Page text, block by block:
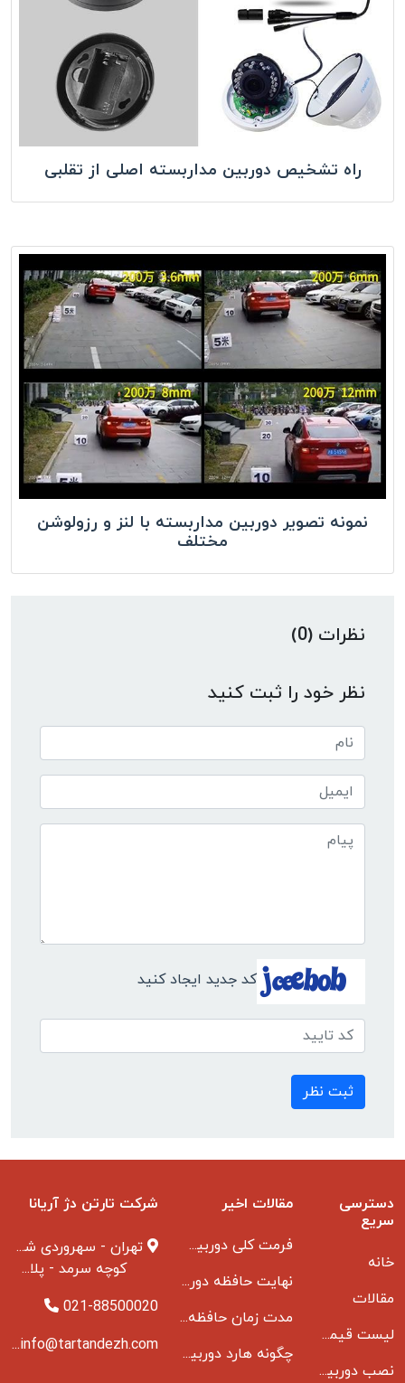
راه تشخیص دوربین مداربسته اصلی از تقلبی
نمونه تصویر دوربین مداربسته با لنز و رزولوشن
مختلف
نظرات (0)
نظر خود را ثبت کنید
کد جدید ایجاد کنید
ثبت نظر
دسترسی
سریع
خانه
مقالات
لیست قیمت دوربین مداربسته
نصب دوربین مداربسته
مقالات اخیر
فرمت کلی دوربین مدار بسته
نهایت حافظه دوربین مدار بسته
مدت زمان حافظه دوربین مداربسته بانکها
چگونه هارد دوربین مداربسته می سوزد
شرکت تارتن دژ آریانا
تهران - سهروردی شمالی
کوچه سرمد - پلاک ۱ - طبقه ۳
021-88500020
info@tartandezh.com